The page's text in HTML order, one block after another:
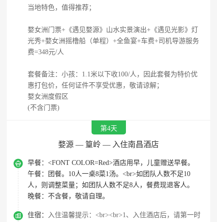
当地特色，值得推荐；
婺女洲门票+《遇见婺源》山水实景演出+《遇见光影》灯
光秀+婺女洲摇橹船（单程）+全鱼宴+车费+司机导游服务
费=348元/人
套餐备注：小孩：1.1米以下收100/人，因此套餐为特价优
惠打包价，任何证件不享受优惠，敬请谅解；
婺女洲度假区
(不含门票)
第4天
婺源 — 篁岭 — 入住南昌酒店
 早餐： <FONT COLOR=Red>酒店用早，儿童赠送早餐。
午餐：
团餐。10人一桌8菜1汤。<br>如团队人数不足10
人，则调整菜量；如团队人数不足8人，餐费现退客人。
晚餐： 不含餐，敬请自理。
 住宿：
入住温馨提示：<br><br>1、入住酒店后，请第一时